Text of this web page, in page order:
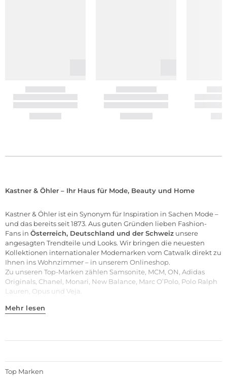
Kastner & Öhler – Ihr Haus für Mode, Beauty und Home
Kastner & Öhler ist ein Synonym für Inspiration in Sachen Mode –
und das bereits seit 1873. Aus guten Gründen lieben Fashion-
Fans in Österreich, Deutschland und der Schweiz unsere
angesagten Trendteile und Looks. Wir bringen die neuesten
Kollektionen internationaler Modemarken vom Catwalk direkt zu
Ihnen ins Wohnzimmer – in unserem Onlineshop.
Zu unseren Top-Marken zählen Samsonite, MCM, ON, Adidas
Originals, Chanel, Monari, New Balance, Marc O’Polo, Polo Ralph
Lauren, Opus und Veja.
Mehr lesen
Top Marken